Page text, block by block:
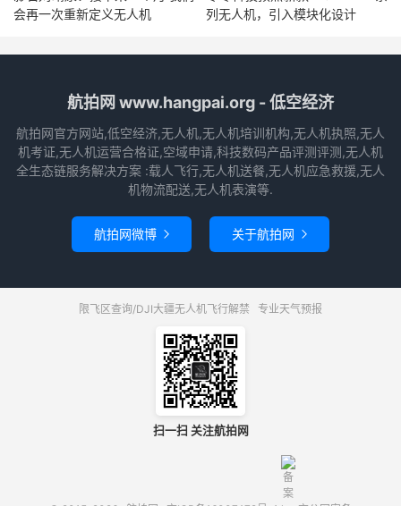
会再一次重新定义无人机
列无人机，引入模块化设计
航拍网 www.hangpai.org - 低空经济
航拍网官方网站,低空经济,无人机,无人机培训机构,无人机执照,无人
机考证,无人机运营合格证,空域申请,科技数码产品评测评测,无人机
全生态链服务解决方案 :载人飞行,无人机送餐,无人机应急救援,无人
机物流配送,无人机表演等.
航拍网微博  关于航拍网 
限飞区查询/DJI大疆无人机飞行解禁 专业天气预报
扫一扫 关注航拍网